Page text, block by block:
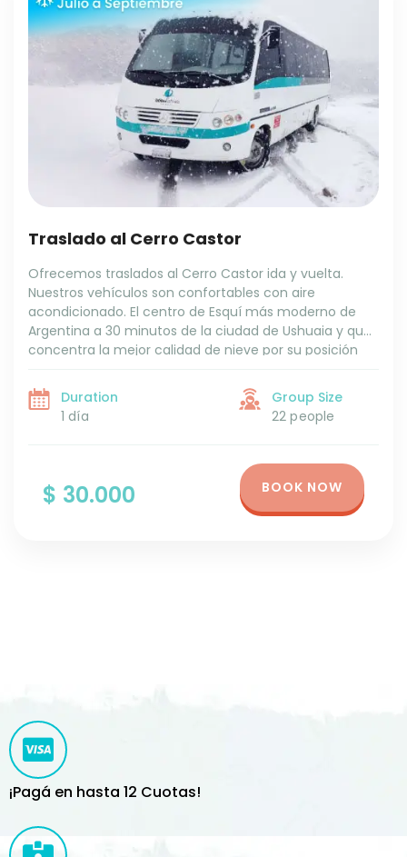
Traslado al Cerro Castor
Ofrecemos traslados al Cerro Castor ida y vuelta.
Nuestros vehículos son confortables con aire
acondicionado. El centro de Esquí más moderno de
Argentina a 30 minutos de la ciudad de Ushuaia y que
concentra la mejor calidad de nieve por su posición
sur y mantiene temperaturas entre -5 y 5 grados
promedio.
Duration
1 día
Group Size
22 people
$ 30.000 BOOK NOW
¡Pagá en hasta 12 Cuotas!